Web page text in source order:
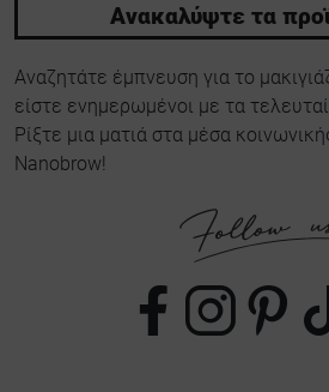
Ανακαλύψτε τα
Αναζητάτε έμπνευση για το
είστε ενημερωμένοι με τα
Ρίξτε μια ματιά στα μέσα
Nanobrow!